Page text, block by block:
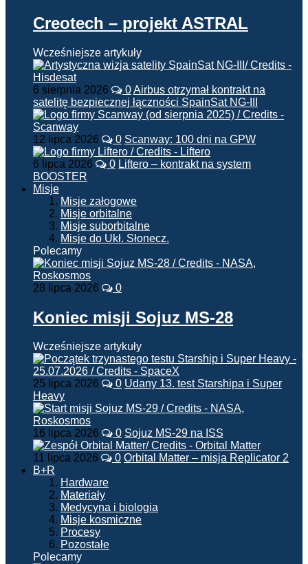
Creotech – projekt ASTRAL
Wcześniejsze artykuły
6 sierpnia 2026 0Airbus otrzymał kontrakt na
satelitę bezpiecznej łączności SpainSat NG-III
12 lipca 2026 0 Scanway: 100 dni na GPW
6 lipca 2026 0 Liftero – kontrakt na system
BOOSTER
Misje
Misje załogowe
Misje orbitalne
Misje suborbitalne
Misje do Ukł. Słonecz.
Polecamy
28 lipca 2026 0
Koniec misji Sojuz MS-28
Wcześniejsze artykuły
25 lipca 2026 0 Udany 13. test Starshipa i Super
Heavy
16 lipca 2026 0 Sojuz MS-29 na ISS
11 lipca 2026 0 Orbital Matter – misja Replicator 2
B+R
Hardware
Materiały
Medycyna i biologia
Misje kosmiczne
Procesy
Pozostałe
Polecamy